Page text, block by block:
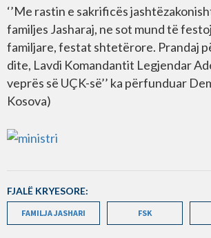
‘’Me rastin e sakrificës
familjes Jasharaj, ne sot mund të
familjare, festat shtetërore. Prandaj
dite, Lavdi Komandantit Legjendar
veprës së UÇK-së’’ ka përfunduar
Kosova)
FJALË KRYESORE:
FAMILJA JASHARI FSK